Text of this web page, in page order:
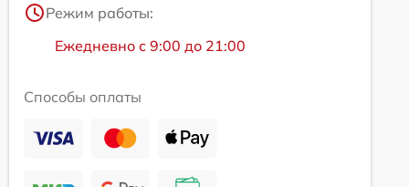
Режим работы:
Ежедневно с 9:00 до 21:00
Способы оплаты